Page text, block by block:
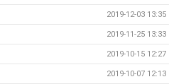
2019-12-03 13:35
2019-11-25 13:33
2019-10-15 12:27
2019-10-07 12:13